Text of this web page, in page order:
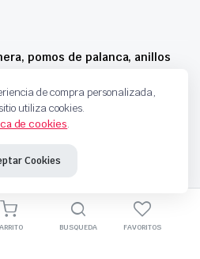
pomos de palanca, anillos
Todos los derechos reservados
de compra personalizada,
utiliza cookies.
de cookies.
Cookies
BUSQUEDA FAVORITOS